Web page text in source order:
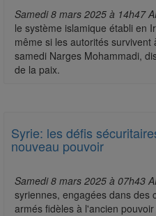
Samedi 8 mars 2025 à 14h47
le système islamique établi en
même si les autorités
samedi Narges Mohammadi,
de la paix.
Syrie: les défis
nouveau pouvoir
Samedi 8 mars 2025 à 07h43
syriennes, engagées dans des
armés fidèles à l'ancien